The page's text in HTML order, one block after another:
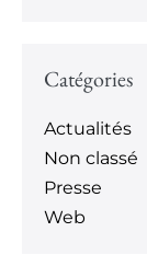
Catégories
Actualités
Non classé
Presse
Web